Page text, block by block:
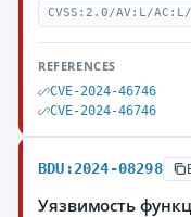
CVSS:2.0/AV:L/
REFERENCES
CVE-2024-46746
CVE-2024-46746
BDU:2024-08298
Уязвимость